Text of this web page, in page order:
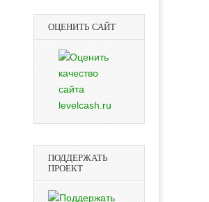
ОЦЕНИТЬ САЙТ
ПОДДЕРЖАТЬ
ПРОЕКТ